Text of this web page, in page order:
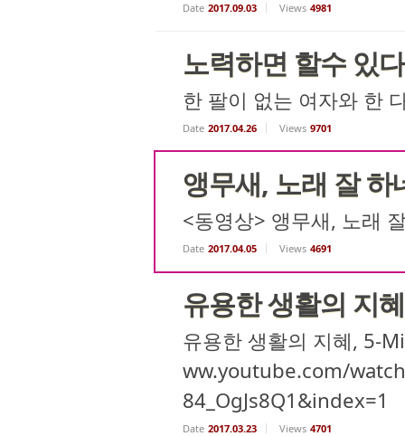
Date 2017.09.03 Views 4981
노력하면 할수 있
한 팔이 없는 여자와 한
Date 2017.04.26 Views 9701
앵무새, 노래 잘 하
<동영상> 앵무새, 노래
Date 2017.04.05 Views 4691
유용한 생활의 지
유용한 생활의 지혜, 5-
ww.youtube.com/
84_OgJs8Q1&index=1
Date 2017.03.23 Views 4701